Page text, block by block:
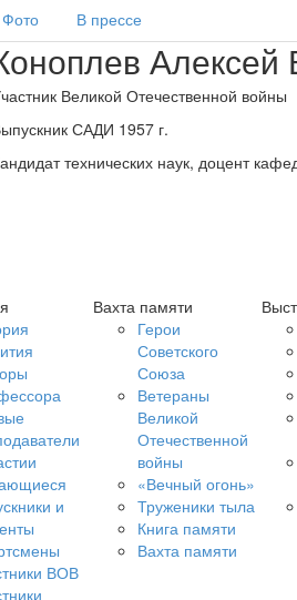
Фото В прессе
Алексей
Великой Отечественной войны
САДИ 1957 г.
технических наук, доцент
и
ВОВ
Вахта памяти
Герои
Советского
Союза
Ветераны
Великой
Отечественной
войны
«Вечный огонь»
Труженики тыла
Книга памяти
Вахта памяти